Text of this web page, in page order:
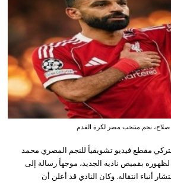
نجم منتخب مصر لكرة القدم
مقطع فيديو تشويقياً للنجم المصري محمد
بقميص ناديه الجديد، موجهاً رسالة إلى
أنباء انتقاله. وكان النادي قد أعلن أن